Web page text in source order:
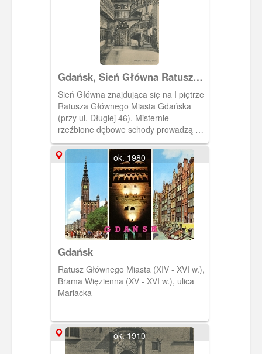
Gdańsk, Sień Główna Ratusza
Głównego Miasta Gdańska
(Rathaus, Diele)
Sień Główna znajdująca się na I piętrze
Ratusza Głównego Miasta Gdańska
(przy ul. Długiej 46). Misternie
rzeźbione dębowe schody prowadzą na
II piętro. Malowidło umieszczone
niegdyś na suficie nie przetrwało II
wojny światowej (ob. znajduje się tam
obraz wykonany przez Józefę Wnukową
przedstawiający wjazd Jana III
Sobieskiego do Gdańska w 1677 r.
ok. 1980
Gdańsk
Ratusz Głównego Miasta (XIV - XVI w.),
Brama Więzienna (XV - XVI w.), ulica
Mariacka
ok. 1910